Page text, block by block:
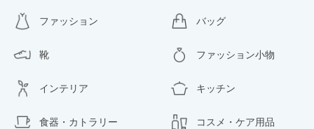
ファッション バッグ
靴 ファッション小物
インテリア キッチン
食器・カトラリー コスメ・ケア用品